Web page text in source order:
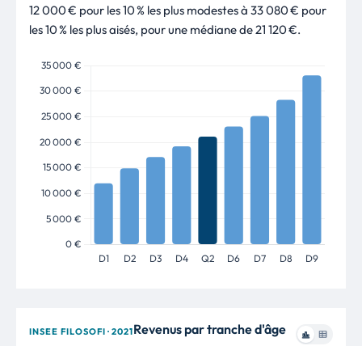
12 000 € pour les 10 % les plus modestes à 33 080 € pour
les 10 % les plus aisés, pour une médiane de 21 120 €.
INSEE FILOSOFI · 2021Revenus par tranche d'âge